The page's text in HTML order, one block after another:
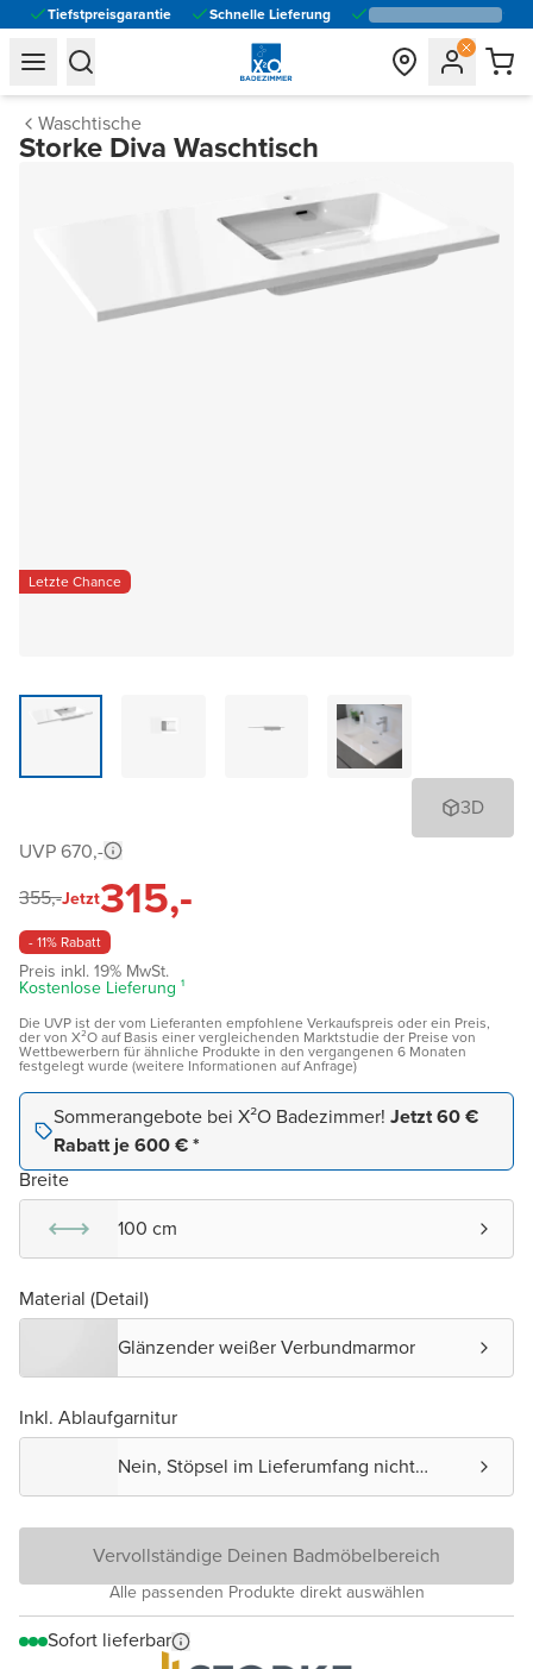
Tiefstpreisgarantie Schnelle Lieferung
general.navigation.toggle_menu.label
general.navigation.toggle_menu.label
Waschtische
Storke Diva Waschtisch
Letzte Chance
3D
UVP 670,-
355,-Jetzt315,-
- 11% Rabatt
Preis inkl. 19% MwSt.
Kostenlose Lieferung ¹
Die UVP ist der vom Lieferanten empfohlene Verkaufspreis oder ein Preis,
der von X²O auf Basis einer vergleichenden Marktstudie der Preise von
Wettbewerbern für ähnliche Produkte in den vergangenen 6 Monaten
festgelegt wurde (weitere Informationen auf Anfrage)
Sommerangebote bei X²O Badezimmer! Jetzt 60 €
Rabatt je 600 € *
Breite
100 cm
Material (Detail)
Glänzender weißer Verbundmarmor
Inkl. Ablaufgarnitur
Nein, Stöpsel im Lieferumfang nicht
enthalten.
Vervollständige Deinen Badmöbelbereich
Alle passenden Produkte direkt auswählen
Sofort lieferbar